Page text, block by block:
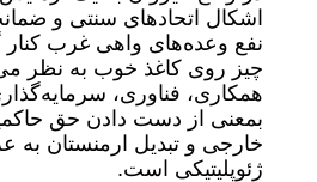
اشکال اتحادهای سنتی و
نفع وعده‌های واهی غرب
چیز روی کاغذ خوب به نظر
همکاری، فناوری،
بمعنی از دست دادن حق
خارجی و تبدیل ارمنستان به
ژئوپلیتیکی است.